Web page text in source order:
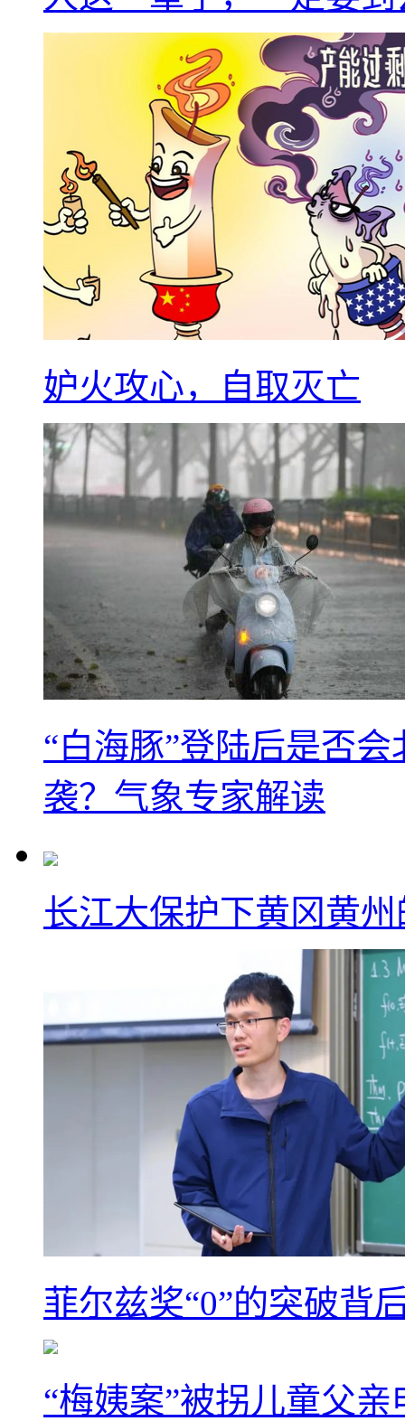
妒火攻心，自取灭亡
“白海豚”登陆后是否
袭？气象专家解读
长江大保护下黄冈黄
菲尔兹奖“0”的突破背
“梅姨案”被拐儿童父